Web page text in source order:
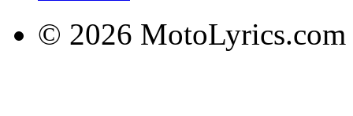
© 2026 MotoLyrics.com